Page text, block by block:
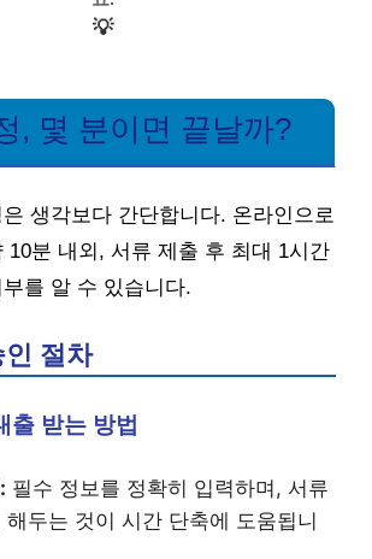
💡
, 몇 분이면 끝날까?
생각보다 간단합니다. 온라인으로
10분 내외, 서류 제출 후 최대 1시간
를 알 수 있습니다.
절차
출 받는 방법
필수 정보를 정확히 입력하며, 서류
해두는 것이 시간 단축에 도움됩니